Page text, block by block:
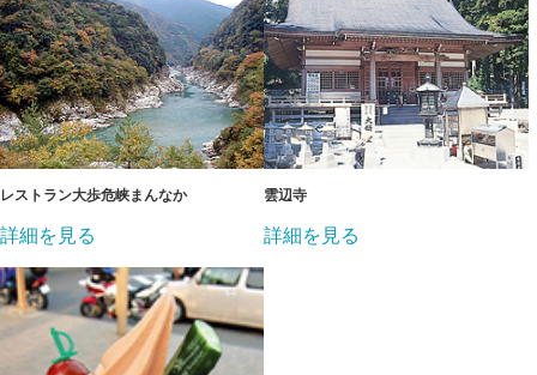
レストラン大歩危峡まんなか
詳細を見る
雲辺寺
詳細を見る